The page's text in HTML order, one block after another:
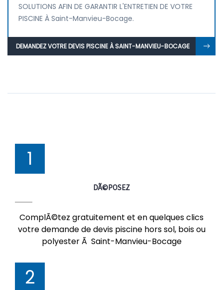
SOLUTIONS AFIN DE GARANTIR L'ENTRETIEN DE VOTRE
PISCINE À Saint-Manvieu-Bocage.
DEMANDEZ VOTRE DEVIS PISCINE À SAINT-MANVIEU-BOCAGE
1
DÃ©POSEZ
ComplÃ©tez gratuitement et en quelques clics
votre demande de devis piscine hors sol, bois ou
polyester Ã Saint-Manvieu-Bocage
2